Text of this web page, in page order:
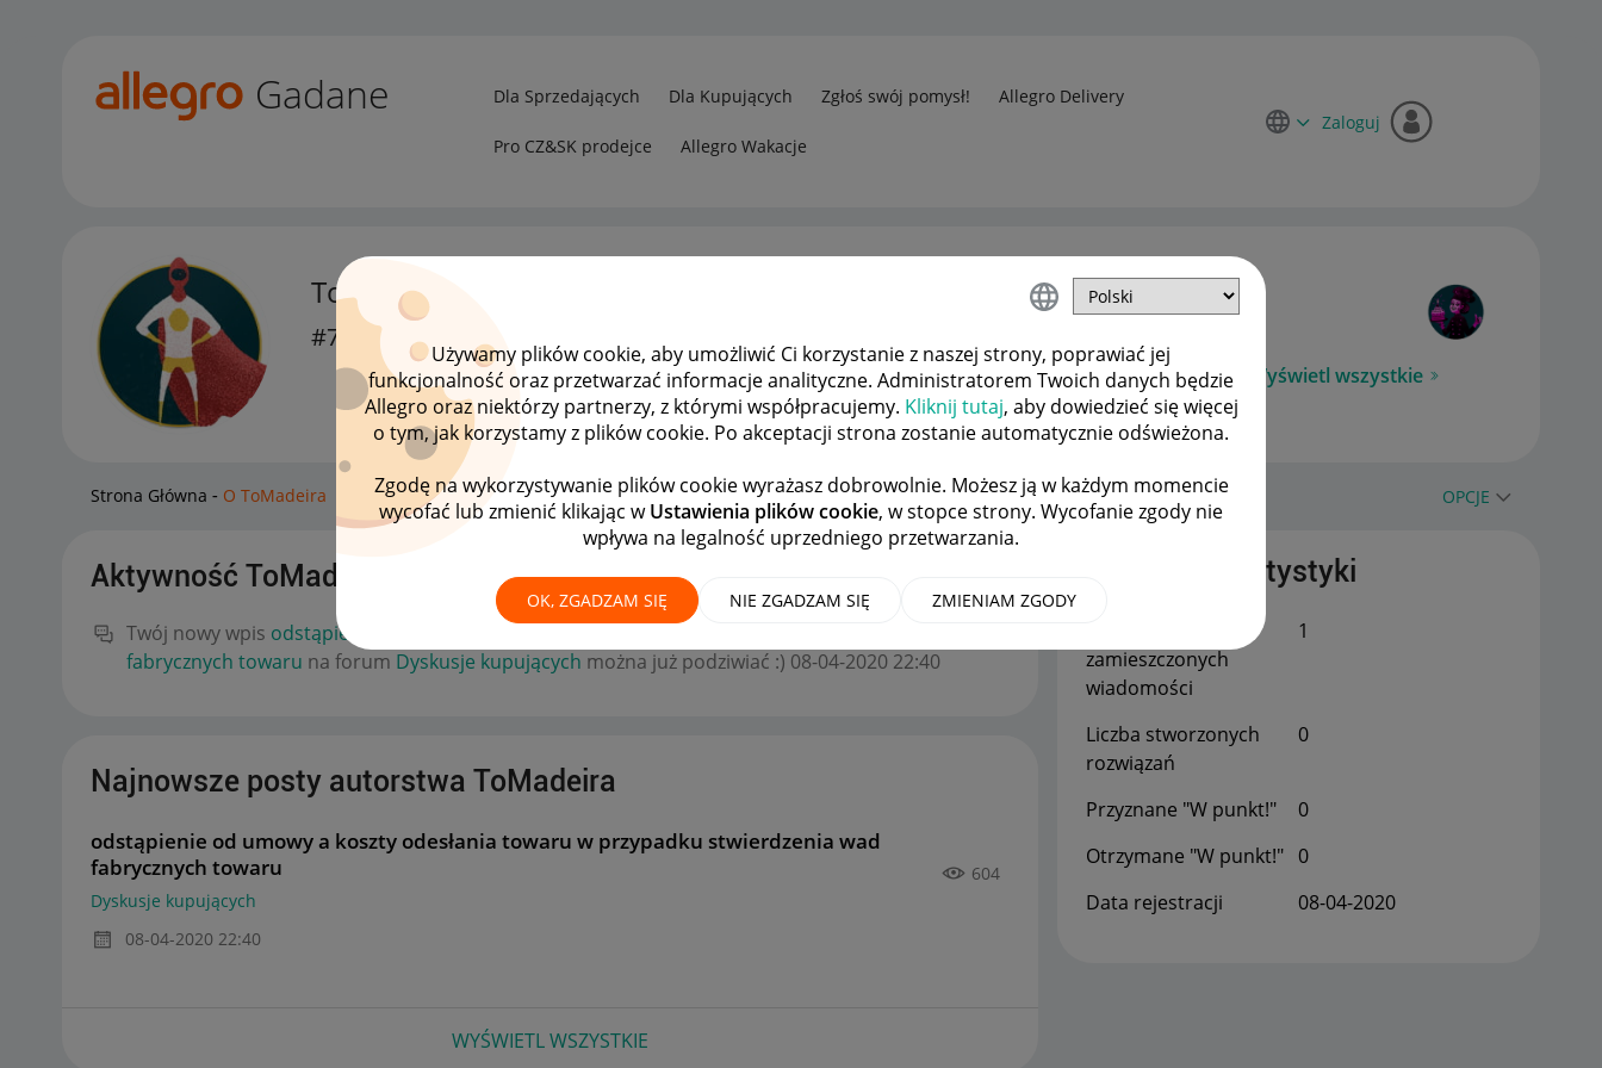
Używamy plików cookie, aby umożliwić Ci korzystanie z naszej strony, poprawiać jej
funkcjonalność oraz przetwarzać informacje analityczne. Administratorem Twoich danych będzie
Allegro oraz niektórzy partnerzy, z którymi współpracujemy. Kliknij tutaj, aby dowiedzieć się więcej
o tym, jak korzystamy z plików cookie. Po akceptacji strona zostanie automatycznie odświeżona.
Zgodę na wykorzystywanie plików cookie wyrażasz dobrowolnie. Możesz ją w każdym momencie
wycofać lub zmienić klikając wUstawienia plików cookie, w stopce strony. Wycofanie zgody nie
wpływa na legalność uprzedniego przetwarzania.
OK, ZGADZAM SIĘ NIE ZGADZAM SIĘ ZMIENIAM ZGODY
Gadane Dla Sprzedających Dla Kupujących Zgłoś swój pomysł! Allegro Delivery
Pro CZ&SK prodejce Allegro Wakacje
Zaloguj
ToMadeira
#7 Wielbiciel
Wyświetl wszystkie
Strona Główna O ToMadeira OPCJE
Aktywność ToMadeira
Twój nowy wpis odstąpienie od umowy a koszty odesłania towaru w przypadku stwierdzenia wad
fabrycznych towaru na forum Dyskusje kupujących można już podziwiać :) ‎08-04-2020 22:40
Najnowsze posty autorstwa ToMadeira
odstąpienie od umowy a koszty odesłania towaru w przypadku stwierdzenia wad
fabrycznych towaru
Dyskusje kupujących
604
‎08-04-2020 22:40
WYŚWIETL WSZYSTKIE
Publiczne statystyki
zamieszczonych
wiadomości
1
Liczba stworzonych
rozwiązań
0
Przyznane "W punkt!"
0
Otrzymane "W punkt!" 0
Data rejestracji
‎08-04-2020